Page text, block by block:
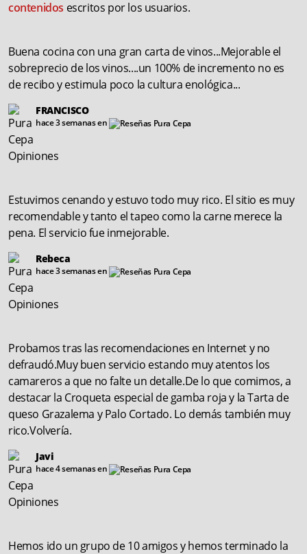
contenidos escritos por los usuarios.
Buena cocina con una gran carta de vinos...Mejorable el
sobreprecio de los vinos....un 100% de incremento no es
de recibo y estimula poco la cultura enológica...
FRANCISCO
hace 3 semanas en
Estuvimos cenando y estuvo todo muy rico. El sitio es muy
recomendable y tanto el tapeo como la carne merece la
pena. El servicio fue inmejorable.
Rebeca
hace 3 semanas en
Probamos tras las recomendaciones en Internet y no
defraudó.Muy buen servicio estando muy atentos los
camareros a que no falte un detalle.De lo que comimos, a
destacar la Croqueta especial de gamba roja y la Tarta de
queso Grazalema y Palo Cortado. Lo demás también muy
rico.Volvería.
Javi
hace 4 semanas en
Hemos ido un grupo de 10 amigos y hemos terminado la